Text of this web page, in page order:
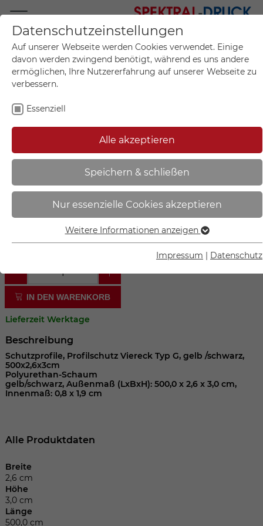
Mo.-Fr. 09:00-17:00
+49 (0)711 55 75 25
Mein Konto
Mein Warenkorb
Sie sind hier: Start
Knuffi Kantenschutzprofil Typ G |
zum Aufstecken, Länge: 5,0 m -
DC10026
IN DEN WARENKORB
Lieferzeit Werktage
Beschreibung
Schutzprofile, Profilschutz Viereck Typ G, gelb /schwarz,
500x2,6x3cm
Polyurethan-Schaum
gelb/schwarz, Außenmaß (LxBxH): 500,0 x 2,6 x 3,0 cm,
Innenmaß: 0,8 x 1,9 cm
Alle Produktdaten
Breite
2,6 cm
Höhe
3,0 cm
Länge
500,0 cm
Datenschutzeinstellungen
Auf unserer Webseite werden Cookies verwendet. Einige
davon werden zwingend benötigt, während es uns andere
ermöglichen, Ihre Nutzererfahrung auf unserer Webseite zu
verbessern.
Essenziell
Alle akzeptieren
Speichern & schließen
Nur essenzielle Cookies akzeptieren
Essenziell
Essenzielle Cookies werden für grundlegende Funktionen
die Webseite einwandfrei funktioniert.
Name cookie_optin
Laufzeit 1 Jahr
Zweck
Dieses Cookie wird verwendet, um Ihre
Cookie-Einstellungen für diese Website
Anbieter
Laufzeit
Cookie-Informationen anzeigen
Weitere Informationen anzeigen
Impressum Datenschutz